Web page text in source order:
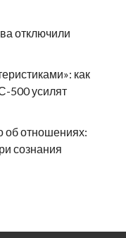
отключили
как
500 усилят
об отношениях:
сознания